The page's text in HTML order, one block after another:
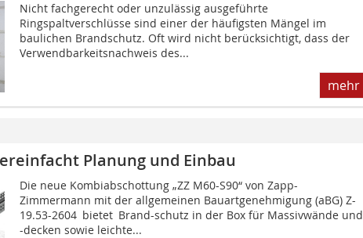
Nicht fachgerecht oder unzulässig ausgeführte
Ringspaltverschlüsse sind einer der häufigsten Mängel im
baulichen Brandschutz. Oft wird nicht berücksichtigt, dass der
Verwendbarkeitsnachweis des...
mehr
Planung und Einbau
Die neue Kombiabschottung „ZZ M60-S90“ von Zapp-
Zimmermann mit der allgemeinen Bauartgenehmigung (aBG) Z-
19.53-2604 bietet Brand-schutz in der Box für Massivwände und
-decken sowie leichte...